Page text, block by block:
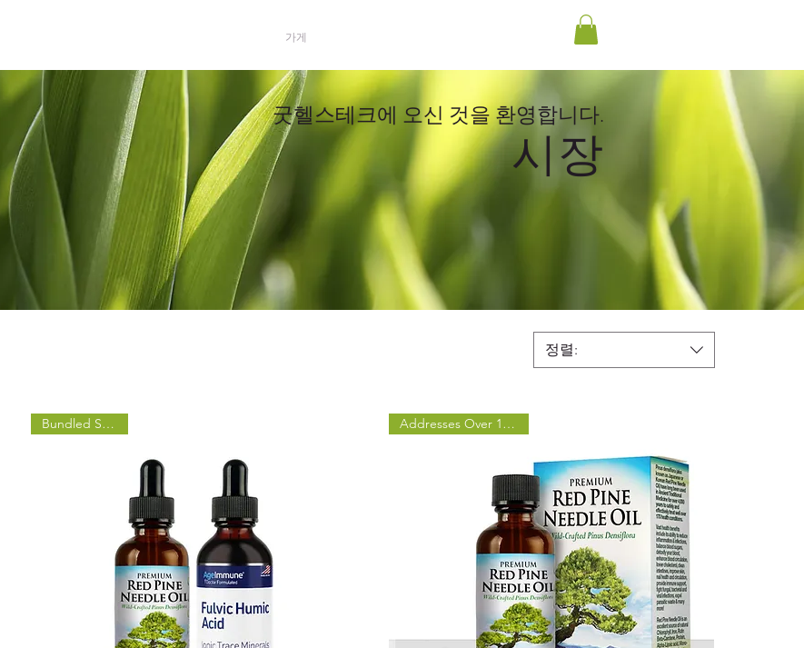
가게 연락하다
굿헬스테크에 오신 것을 환영합니다.
시장
정렬:
Bundled Savings! Addresses Over 170 Issues